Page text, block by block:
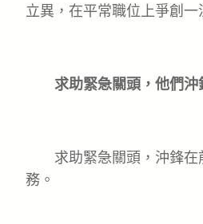
立異，在平常職位上爭創一
求助緊急關頭，他們
求助緊急關頭，沖鋒在
務。